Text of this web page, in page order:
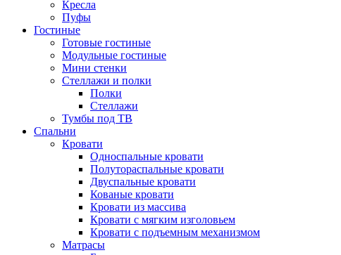
Кресла
Пуфы
Гостиные
Готовые гостиные
Модульные гостиные
Мини стенки
Стеллажи и полки
Полки
Стеллажи
Тумбы под ТВ
Спальни
Кровати
Односпальные кровати
Полутораспальные кровати
Двуспальные кровати
Кованые кровати
Кровати из массива
Кровати с мягким изголовьем
Кровати с подъемным механизмом
Матрасы